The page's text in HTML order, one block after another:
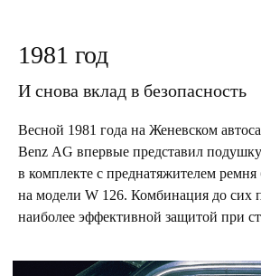
1981 год
И снова вклад в безопасность
Весной 1981 года на Женевском
Benz AG впервые представил подушку
в комплекте с преднатяжителем ремня
на модели W 126. Комбинация до сих
наиболее эффективной защитой при
Еще больше
историй и
интересных фактов
вы можете прочесть
в нашем журнале